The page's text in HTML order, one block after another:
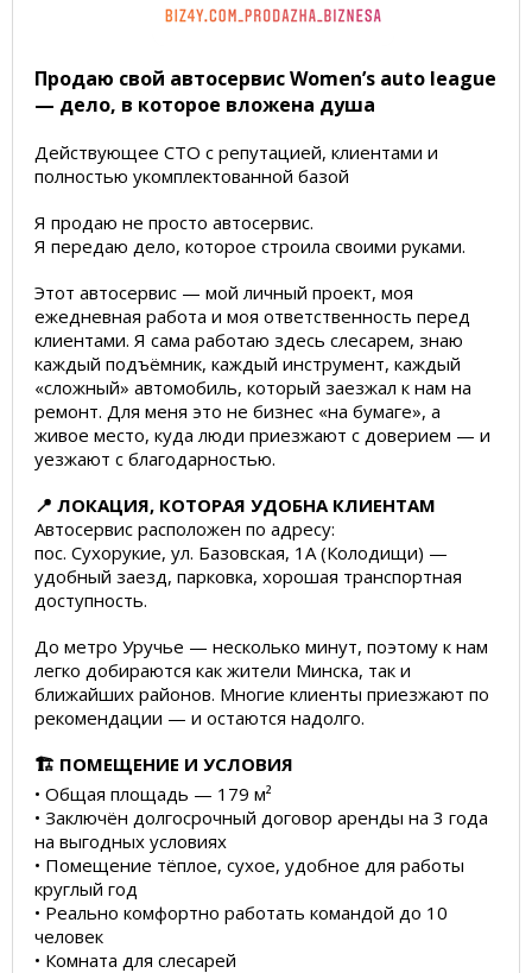
Продаю свой автосервисWomen’s auto league
— дело, в которое вложена душа
Действующее СТО с репутацией, клиентами и
полностью укомплектованной базой
Я продаю не просто автосервис.
Я передаю дело, которое строила своими руками.
Этот автосервис — мой личный проект, моя
ежедневная работа и моя ответственность перед
клиентами. Я сама работаю здесь слесарем, знаю
каждый подъёмник, каждый инструмент, каждый
«сложный» автомобиль, который заезжал к нам на
ремонт. Для меня это не бизнес «на бумаге», а
живое место, куда люди приезжают с доверием — и
уезжают с благодарностью.
📍 ЛОКАЦИЯ, КОТОРАЯ УДОБНА КЛИЕНТАМ
Автосервис расположен по адресу:
пос. Сухорукие, ул. Базовская, 1А (Колодищи) —
удобный заезд, парковка, хорошая транспортная
доступность.
До метро Уручье — несколько минут, поэтому к нам
легко добираются как жители Минска, так и
ближайших районов. Многие клиенты приезжают по
рекомендации — и остаются надолго.
🏗️ ПОМЕЩЕНИЕ И УСЛОВИЯ
• Общая площадь — 179 м²
• Заключён долгосрочный договор аренды на 3 года
на выгодных условиях
• Помещение тёплое, сухое, удобное для работы
круглый год
• Реально комфортно работать командой до 10
человек
• Комната для слесарей